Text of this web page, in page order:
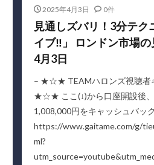
2025年4月3日 0件
見通しズバリ！3分テク
イブ‼」 ロンドン市場
4月3日
– ★☆★ TEAMハロンズ視聴者
★☆★ ここ(↓)から口座開設後
1,008,000円をキャッシュバッ
https://www.gaitame.com/g/
ml?